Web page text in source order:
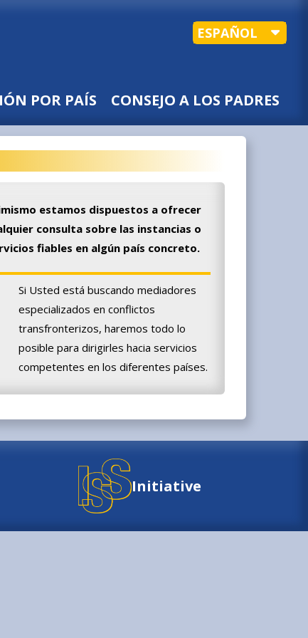
ESPAÑOL
POR PAÍS CONSEJO A LOS PADRES
estamos dispuestos a ofrecer
consulta sobre las instancias o
fiables en algún país concreto.
Si Usted está buscando mediadores
especializados en conflictos
transfronterizos, haremos todo lo
posible para dirigirles hacia servicios
competentes en los diferentes países.
Initiative